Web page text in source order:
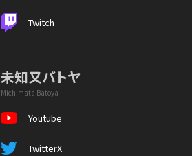
Twitch
未知又バトヤ
Michimata Batoya
Youtube
TwitterX